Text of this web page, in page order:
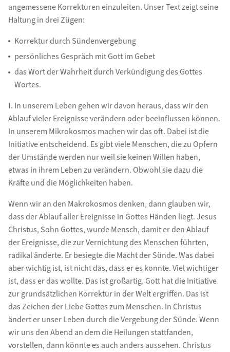
angemessene Korrekturen einzuleiten. Unser Text zeigt seine
Haltung in drei Zügen:
Korrektur durch Sündenvergebung
persönliches Gespräch mit Gott im Gebet
das Wort der Wahrheit durch Verkündigung des Gottes
Wortes.
I.In unserem Leben gehen wir davon heraus, dass wir den
Ablauf vieler Ereignisse verändern oder beeinflussen können.
In unserem Mikrokosmos machen wir das oft. Dabei ist die
Initiative entscheidend. Es gibt viele Menschen, die zu Opfern
der Umstände werden nur weil sie keinen Willen haben,
etwas in ihrem Leben zu verändern. Obwohl sie dazu die
Kräfte und die Möglichkeiten haben.
Wenn wir an den Makrokosmos denken, dann glauben wir,
dass der Ablauf aller Ereignisse in Gottes Händen liegt. Jesus
Christus, Sohn Gottes, wurde Mensch, damit er den Ablauf
der Ereignisse, die zur Vernichtung des Menschen führten,
radikal änderte. Er besiegte die Macht der Sünde. Was dabei
aber wichtig ist, ist nicht das, dass er es konnte. Viel wichtiger
ist, dass er das wollte. Das ist großartig. Gott hat die Initiative
zur grundsätzlichen Korrektur in der Welt ergriffen. Das ist
das Zeichen der Liebe Gottes zum Menschen. In Christus
ändert er unser Leben durch die Vergebung der Sünde. Wenn
wir uns den Abend an dem die Heilungen stattfanden,
vorstellen, dann könnte es auch anders aussehen. Christus